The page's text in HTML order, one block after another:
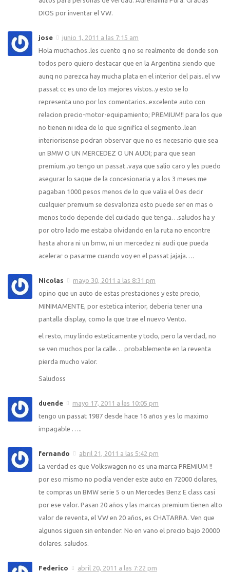
DIOS por inventar el VW.
jose
junio 1, 2011 a las 7:15 am
Hola muchachos..les cuento q no se realmente de donde son
todos pero quiero destacar que en la Argentina siendo que
aunq no parezca hay mucha plata en el interior del pais..el vw
passat cc es uno de los mejores vistos..y esto se lo
representa uno por los comentarios..excelente auto con
relacion precio-motor-equipamiento; PREMIUM!! para los que
no tienen ni idea de lo que significa el segmento..lean
interiorisense podran observar que no es necesario quie sea
un BMW O UN MERCEDEZ O UN AUDI; para que sean
premium..yo tengo un passat..vaya que salio caro y les puedo
asegurar lo saque de la concesionaria y a los 3 meses me
pagaban 1000 pesos menos de lo que valia el 0 es decir
cualquier premium se desvaloriza esto puede ser en mas o
menos todo depende del cuidado que tenga…saludos ha y
por otro lado me estaba olvidando en la ruta no encontre
hasta ahora ni un bmw, ni un mercedez ni audi que pueda
acelerar o pasarme cuando voy en el passat jajaja….
Nicolas
mayo 30, 2011 a las 8:31 pm
opino que un auto de estas prestaciones y este precio,
MINIMAMENTE, por estetica interior, deberia tener una
pantalla display, como la que trae el nuevo Vento.
el resto, muy lindo esteticamente y todo, pero la verdad, no
se ven muchos por la calle… probablemente en la reventa
pierda mucho valor.
Saludoss
duende
mayo 17, 2011 a las 10:05 pm
tengo un passat 1987 desde hace 16 años y es lo maximo
impagable …..
fernando
abril 21, 2011 a las 5:42 pm
La verdad es que Volkswagen no es una marca PREMIUM !!
por eso mismo no podía vender este auto en 72000 dolares,
te compras un BMW serie 5 o un Mercedes Benz E class casi
por ese valor. Pasan 20 años y las marcas premium tienen alto
valor de reventa, el VW en 20 años, es CHATARRA. Ven que
algunos siguen sin entender. No en vano el precio bajo 20000
dolares. saludos.
Federico
abril 20, 2011 a las 7:22 pm